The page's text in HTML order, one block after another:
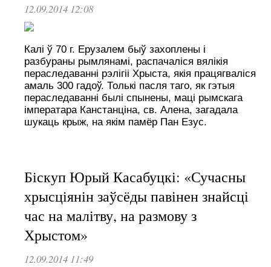
12.09.2014 12:08
Калі ў 70 г. Ерузалем быў захоплены і
разбураны рымлянамі, распачаліся вялікія
пераследаванні рэлігіі Хрыста, якія працягваліся
амаль 300 гадоў. Толькі пасля таго, як гэтыя
пераследаванні былі спынены, маці рымскага
імператара Канстанціна, св. Алена, загадала
шукаць крыж, на якім памёр Пан Езус.
Біскуп Юрый Касабуцкі: «Сучасны
хрысціянін заўсёды павінен знайсці
час на малітву, на размову з
Хрыстом»
12.09.2014 11:49